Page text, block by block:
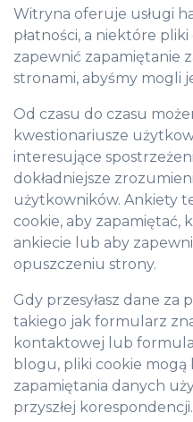
Witryna oferuje usługi
płatności, a niektóre
zapewnić zapamiętanie
stronami, abyśmy mogli
Od czasu do czasu
kwestionariusze
interesujące
dokładniejsze
użytkowników. Ankiety
cookie, aby zapamiętać,
ankiecie lub aby
opuszczeniu strony.
Gdy przesyłasz dane
takiego jak formularz
kontaktowej lub
blogu, pliki cookie
zapamiętania danych
przyszłej korespondencji.